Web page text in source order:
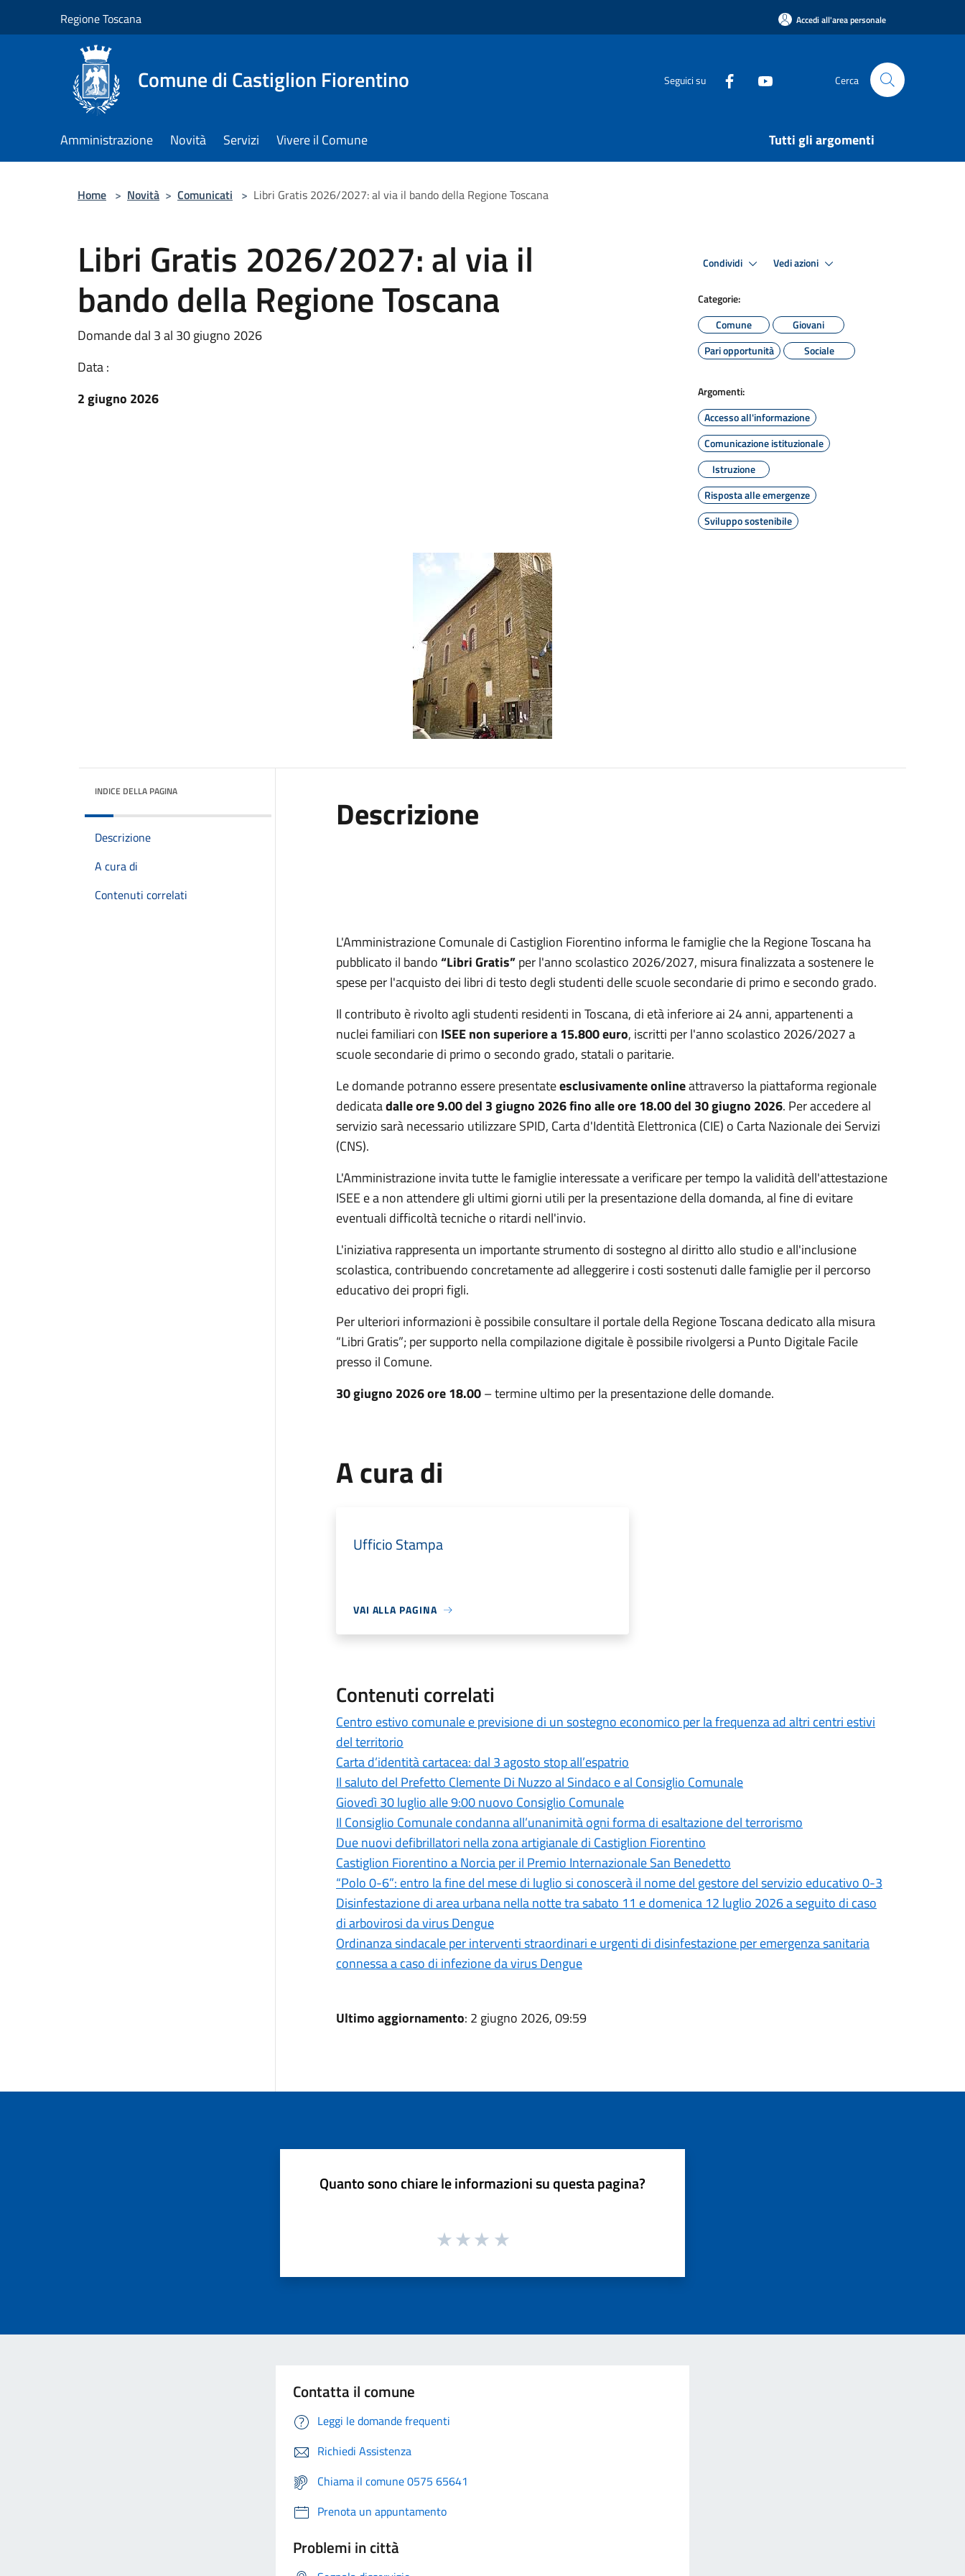
Regione Toscana Accedi all'area personale
Comune di Castiglion Fiorentino Seguici su Cerca
Amministrazione Novità Servizi Vivere il Comune Tutti gli argomenti
Home > Novità > Comunicati > Libri Gratis 2026/2027: al via il bando della Regione Toscana
Libri Gratis 2026/2027: al via il
bando della Regione Toscana
Domande dal 3 al 30 giugno 2026
Data :
2 giugno 2026
Condividi Vedi azioni
Categorie:
Comune
Giovani
Pari opportunità
Sociale
Argomenti:
Accesso all'informazione
Comunicazione istituzionale
Istruzione
Risposta alle emergenze
Sviluppo sostenibile
INDICE DELLA PAGINA
Descrizione
A cura di
Contenuti correlati
Descrizione
L'Amministrazione Comunale di Castiglion Fiorentino informa le famiglie che la Regione Toscana ha
pubblicato il bando“Libri Gratis”per l'anno scolastico 2026/2027, misura finalizzata a sostenere le
spese per l'acquisto dei libri di testo degli studenti delle scuole secondarie di primo e secondo grado.
Il contributo è rivolto agli studenti residenti in Toscana, di età inferiore ai 24 anni, appartenenti a
nuclei familiari con ISEE non superiore a 15.800 euro, iscritti per l'anno scolastico 2026/2027 a
scuole secondarie di primo o secondo grado, statali o paritarie.
Le domande potranno essere presentateesclusivamente onlineattraverso la piattaforma regionale
dedicatadalle ore 9.00 del 3 giugno 2026 fino alle ore 18.00 del 30 giugno 2026. Per accedere al
servizio sarà necessario utilizzare SPID, Carta d'Identità Elettronica (CIE) o Carta Nazionale dei Servizi
(CNS).
L'Amministrazione invita tutte le famiglie interessate a verificare per tempo la validità dell'attestazione
ISEE e a non attendere gli ultimi giorni utili per la presentazione della domanda, al fine di evitare
eventuali difficoltà tecniche o ritardi nell'invio.
L'iniziativa rappresenta un importante strumento di sostegno al diritto allo studio e all'inclusione
scolastica, contribuendo concretamente ad alleggerire i costi sostenuti dalle famiglie per il percorso
educativo dei propri figli.
Per ulteriori informazioni è possibile consultare il portale della Regione Toscana dedicato alla misura
“Libri Gratis”; per supporto nella compilazione digitale è possibile rivolgersi a Punto Digitale Facile
presso il Comune.
30 giugno 2026 ore 18.00– termine ultimo per la presentazione delle domande.
A cura di
Ufficio Stampa
VAI ALLA PAGINA
Contenuti correlati
Centro estivo comunale e previsione di un sostegno economico per la frequenza ad altri centri estivi
del territorio
Carta d’identità cartacea: dal 3 agosto stop all’espatrio
Il saluto del Prefetto Clemente Di Nuzzo al Sindaco e al Consiglio Comunale
Giovedì 30 luglio alle 9:00 nuovo Consiglio Comunale
Il Consiglio Comunale condanna all’unanimità ogni forma di esaltazione del terrorismo
Due nuovi defibrillatori nella zona artigianale di Castiglion Fiorentino
Castiglion Fiorentino a Norcia per il Premio Internazionale San Benedetto
“Polo 0-6”: entro la fine del mese di luglio si conoscerà il nome del gestore del servizio educativo 0-3
Disinfestazione di area urbana nella notte tra sabato 11 e domenica 12 luglio 2026 a seguito di caso
di arbovirosi da virus Dengue
Ordinanza sindacale per interventi straordinari e urgenti di disinfestazione per emergenza sanitaria
connessa a caso di infezione da virus Dengue
Ultimo aggiornamento: 2 giugno 2026, 09:59
Quanto sono chiare le informazioni su questa pagina?
Contatta il comune
Leggi le domande frequenti
Richiedi Assistenza
Chiama il comune 0575 65641
Prenota un appuntamento
Problemi in città